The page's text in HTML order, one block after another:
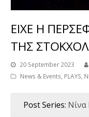
ΕΙΧΕ Η
ΤΗΣ
20 September 2023
News & Events, PLAYS,
Post Series: Νίνα